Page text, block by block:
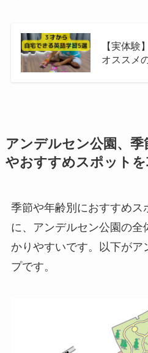
【実体験
オススメ
アンデルセン公園、
やおすすめスポット
季節や年齢別におすすめス
に、アンデルセン公園の全
かりやすいです。以下がア
プです。